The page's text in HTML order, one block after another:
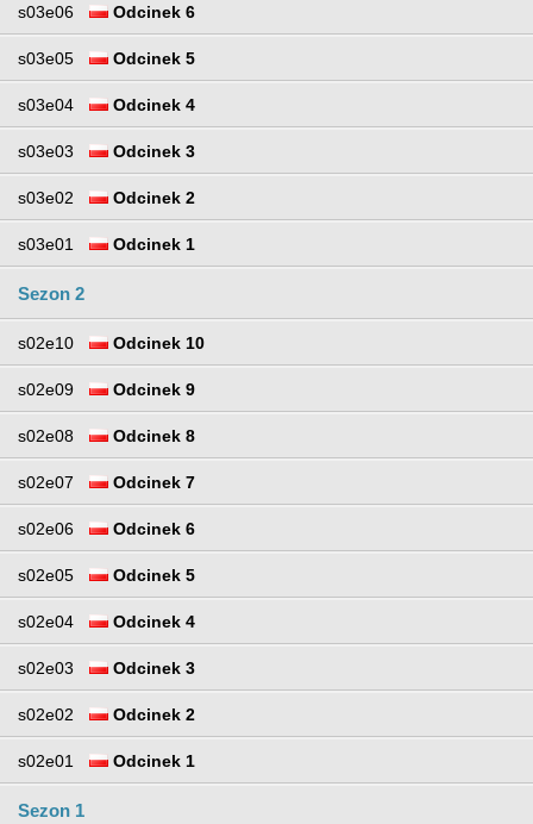
s03e06 Odcinek 6
s03e05 Odcinek 5
s03e04 Odcinek 4
s03e03 Odcinek 3
s03e02 Odcinek 2
s03e01 Odcinek 1
Sezon 2
s02e10 Odcinek 10
s02e09 Odcinek 9
s02e08 Odcinek 8
s02e07 Odcinek 7
s02e06 Odcinek 6
s02e05 Odcinek 5
s02e04 Odcinek 4
s02e03 Odcinek 3
s02e02 Odcinek 2
s02e01 Odcinek 1
Sezon 1